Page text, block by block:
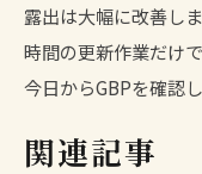
露出は大幅に改善し
時間の更新作業だけ
今日からGBPを確認
関連記事